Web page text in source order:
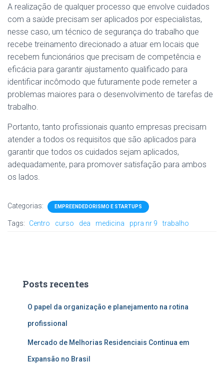
A realização de qualquer processo que envolve cuidados
com a saúde precisam ser aplicados por especialistas,
nesse caso, um técnico de segurança do trabalho que
recebe treinamento direcionado a atuar em locais que
recebem funcionários que precisam de competência e
eficácia para garantir ajustamento qualificado para
identificar incômodo que futuramente pode remeter a
problemas maiores para o desenvolvimento de tarefas de
trabalho.
Portanto, tanto profissionais quanto empresas precisam
atender a todos os requisitos que são aplicados para
garantir que todos os cuidados sejam aplicados,
adequadamente, para promover satisfação para ambos
os lados.
Categorias: EMPREENDEDORISMO E STARTUPS
Tags: Centro curso dea medicina ppra nr 9 trabalho
Posts recentes
O papel da organização e planejamento na rotina
profissional
Mercado de Melhorias Residenciais Continua em
Expansão no Brasil